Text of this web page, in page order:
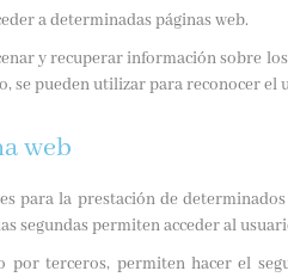
a determinadas páginas web.
y recuperar información sobre
se pueden utilizar para reconocer el
web
para la prestación de
segundas permiten acceder al
terceros, permiten hacer el